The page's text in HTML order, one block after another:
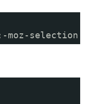
selection